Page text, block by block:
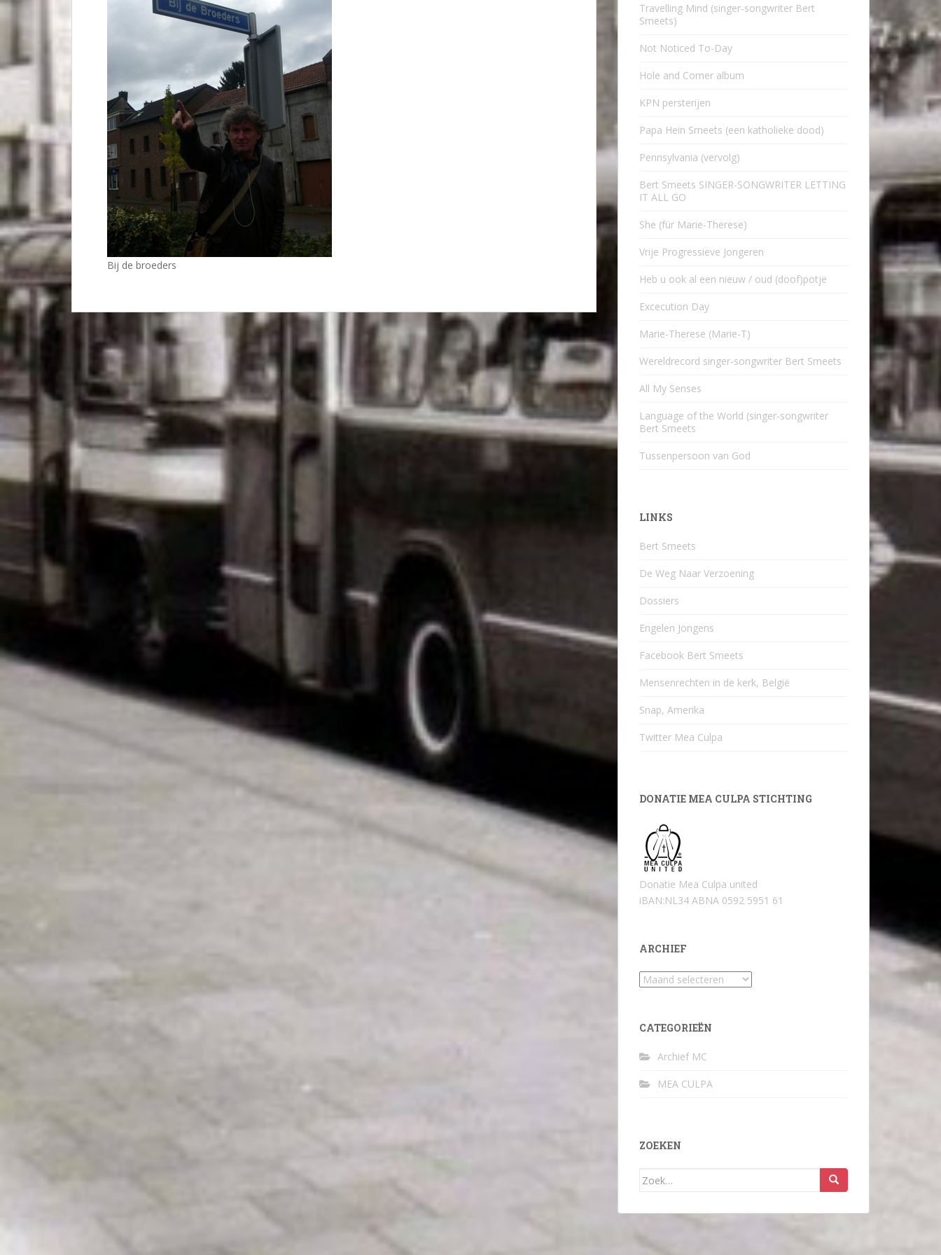
Bij de broeders
Travelling Mind (singer-songwriter Bert
Smeets)
Not Noticed To-Day
Hole and Corner album
KPN persterijen
Papa Hein Smeets (een katholieke dood)
Pennsylvania (vervolg)
Bert Smeets SINGER-SONGWRITER LETTING
IT ALL GO
She (für Marie-Therese)
Vrije Progressieve Jongeren
Heb u ook al een nieuw / oud (doof)potje
Excecution Day
Marie-Therese (Marie-T)
Wereldrecord singer-songwriter Bert Smeets
All My Senses
Language of the World (singer-songwriter
Bert Smeets
Tussenpersoon van God
LINKS
Bert Smeets
De Weg Naar Verzoening
Dossiers
Engelen Jongens
Facebook Bert Smeets
Mensenrechten in de kerk, België
Snap, Amerika
Twitter Mea Culpa
DONATIE MEA CULPA STICHTING
Donatie Mea Culpa united
iBAN:NL34 ABNA 0592 5951 61
ARCHIEF
Archief
CATEGORIEËN
Archief MC
MEA CULPA
ZOEKEN
Zoek